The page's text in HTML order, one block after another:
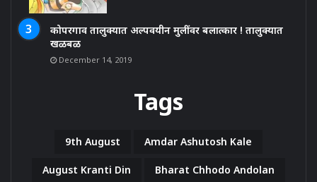
कोपरगाव तालुक्यात अल्पवयीन मुलींवर बलात्कार ! तालुक्यात
खळबळ
December 14, 2019
Tags
9th August Amdar Ashutosh Kale
August Kranti Din Bharat Chhodo Andolan